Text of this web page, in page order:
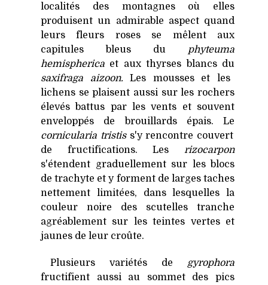
localités des montagnes où elles
produisent un admirable aspect quand
leurs fleurs roses se mêlent aux
capitules bleus du phyteuma
hemispherica et aux thyrses blancs du
saxifraga aizoon. Les mousses et les
lichens se plaisent aussi sur les rochers
élevés battus par les vents et souvent
enveloppés de brouillards épais. Le
cornicularia tristiss'y rencontre couvert
de fructifications. Les rizocarpon
s'étendent graduellement sur les blocs
de trachyte et y forment de larges taches
nettement limitées, dans lesquelles la
couleur noire des scutelles tranche
agréablement sur les teintes vertes et
jaunes de leur croûte.
Plusieurs variétés de gyrophora
fructifient aussi au sommet des pics